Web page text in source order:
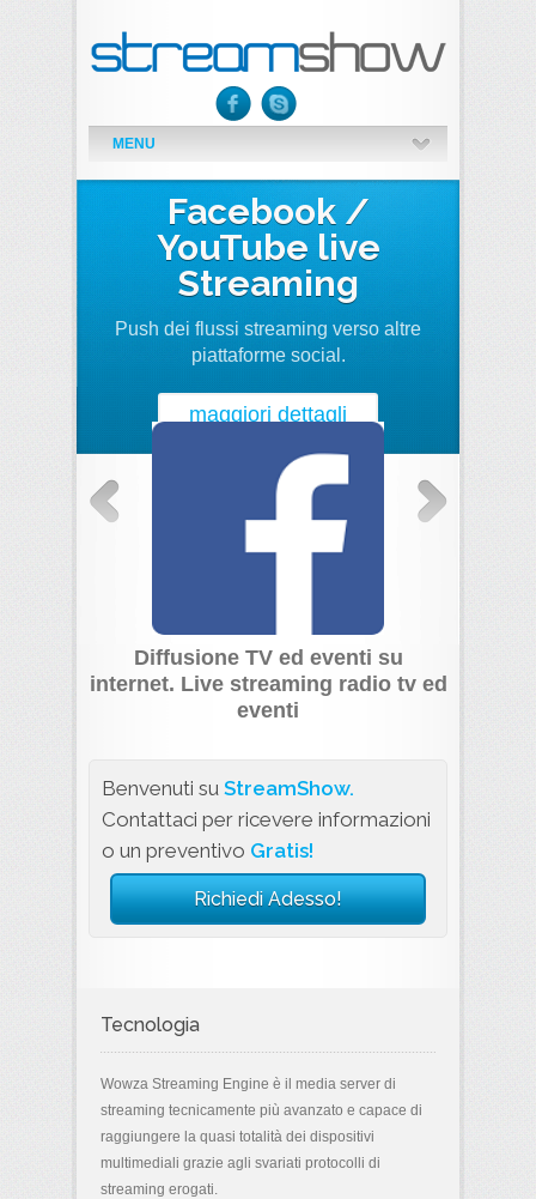
MENU
Facebook /
YouTube live
Streaming
Push dei flussi streaming verso altre
piattaforme social.
maggiori dettagli
Diffusione TV ed eventi su
internet. Live streaming radio tv ed
eventi
Benvenuti su StreamShow.
Contattaci per ricevere informazioni
o un preventivo Gratis!
Richiedi Adesso!
Tecnologia
Wowza Streaming Engine è il media server di
streaming tecnicamente più avanzato e capace di
raggiungere la quasi totalità dei dispositivi
multimediali grazie agli svariati protocolli di
streaming erogati.